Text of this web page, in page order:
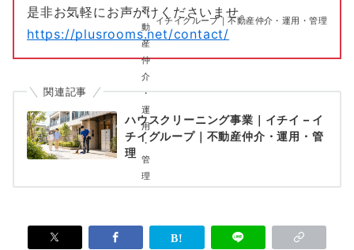
是非お気軽にお声がけくださいませ。
https://plusrooms.net/contact/
関連記事
ハウスクリーニング事業｜イチイ – イ
チイグループ｜不動産仲介・運用・管
理
イチイグループ｜不動産仲介・運用・管理